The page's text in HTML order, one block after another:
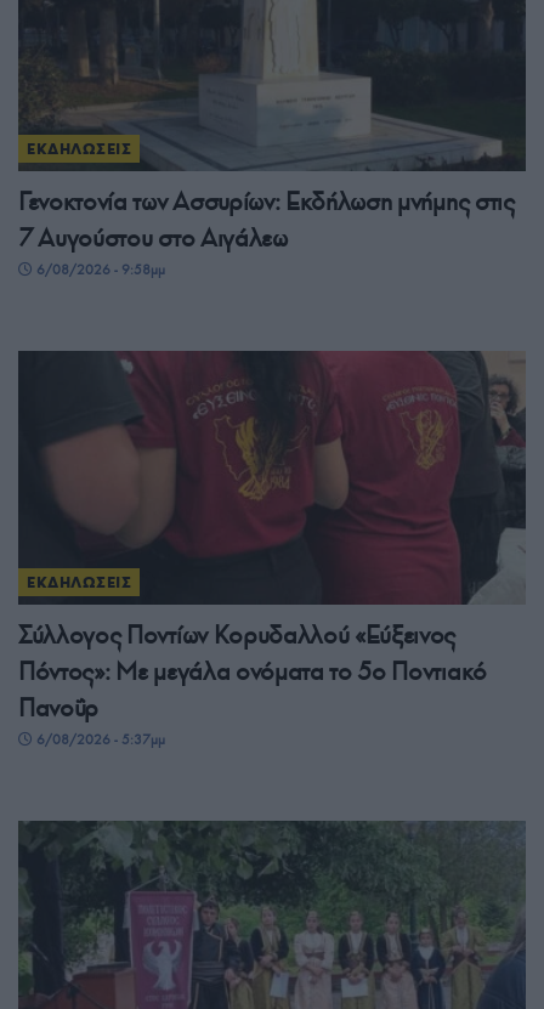
ΕΚΔΗΛΩΣΕΙΣ
Γενοκτονία των Ασσυρίων: Εκδήλωση μνήμης στις
7 Αυγούστου στο Αιγάλεω
6/08/2026 - 9:58μμ
ΕΚΔΗΛΩΣΕΙΣ
Σύλλογος Ποντίων Κορυδαλλού «Εύξεινος
Πόντος»: Με μεγάλα ονόματα το 5ο Ποντιακό
Πανοΰρ
6/08/2026 - 5:37μμ